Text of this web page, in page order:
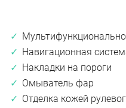
Навигационная
Накладки на пороги
Омыватель фар
Отделка кожей